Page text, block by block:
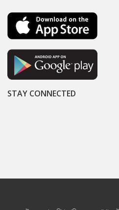
STAY CONNECTED